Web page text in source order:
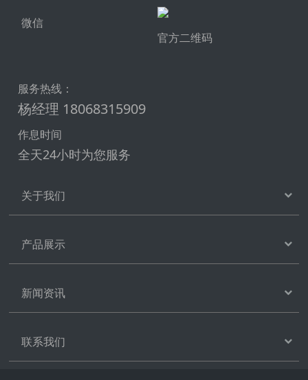
微信
官方二维码
服务热线：
杨经理 18068315909
作息时间
全天24小时为您服务
关于我们
产品展示
新闻资讯
联系我们